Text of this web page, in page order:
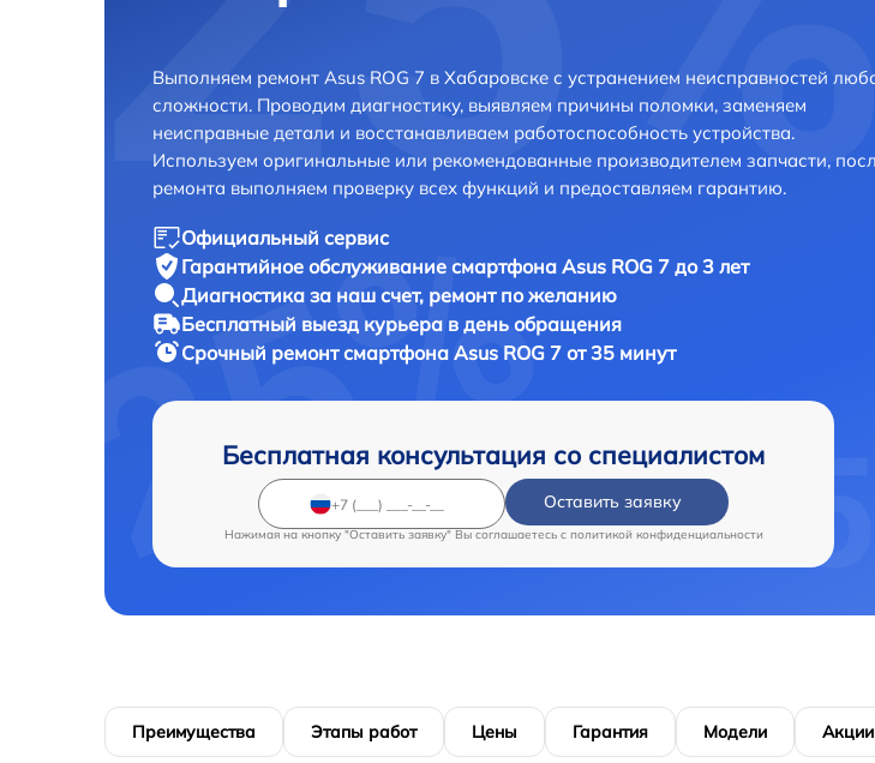
Выполняем ремонт Asus ROG 7 в Хабаровске с устранением неисправностей
сложности. Проводим диагностику, выявляем причины поломки, заменяем
неисправные детали и восстанавливаем работоспособность устройства.
Используем оригинальные или рекомендованные производителем запчасти,
ремонта выполняем проверку всех функций и предоставляем гарантию.
Официальный сервис
Гарантийное обслуживание смартфона Asus ROG 7 до 3 лет
Диагностика за наш счет, ремонт по желанию
Бесплатный выезд курьера в день обращения
Срочный ремонтсмартфона Asus ROG 7 от 35 минут
Бесплатная консультация со специалистом
Оставить заявку
Нажимая на кнопку "Оставить заявку" Вы соглашаетесь c политикой конфиденциальности
Преимущества Этапы работ Цены Гарантия Модели Акции